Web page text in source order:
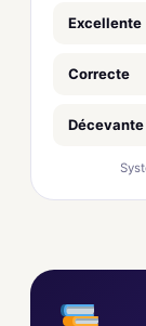
Excellente
Correcte
Décevante